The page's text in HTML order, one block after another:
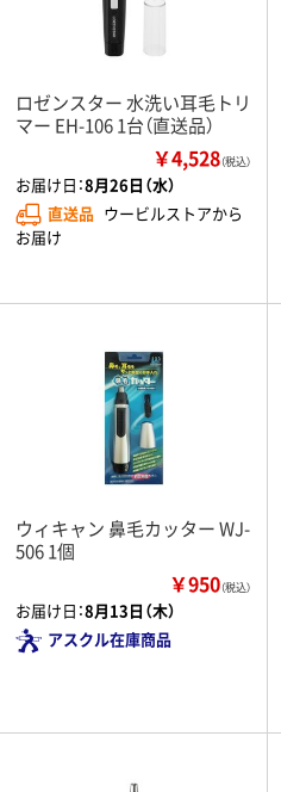
ロゼンスター 水洗い耳毛トリ
マー EH-106 1台（直送品）
￥4,528（税込）
お届け日：8月26日（水）
直送品 ウービルストアから
お届け
ウィキャン 鼻毛カッター WJ-
506 1個
￥950（税込）
お届け日：8月13日（木）
アスクル在庫商品